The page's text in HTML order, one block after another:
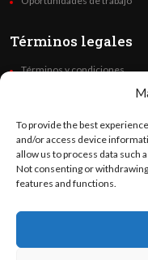
To provide the best
and/or access device
allow us to process data such
Not consenting or
features and functions.
Términos legales
Términos y condiciones
Code of Ethics
©OratoWorld Media